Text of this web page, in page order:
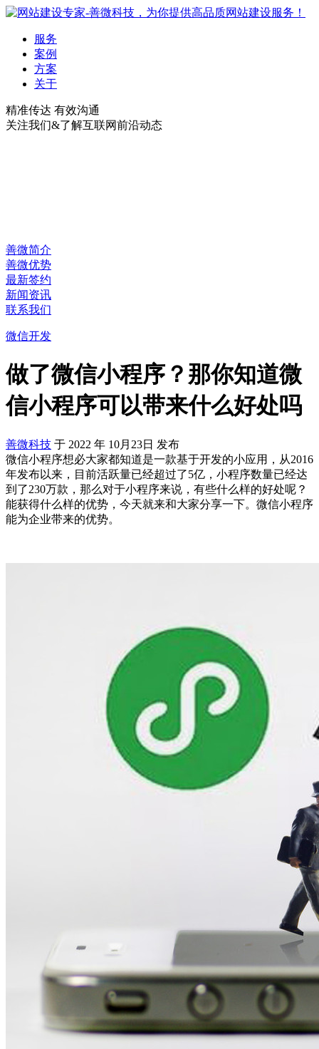
服务
案例
方案
关于
精准传达 有效沟通
关注我们&了解互联网前沿动态
善微简介
善微优势
最新签约
新闻资讯
联系我们
微信开发
做了微信小程序？那你知道微
信小程序可以带来什么好处吗
善微科技 于 2022 年 10月23日 发布
微信小程序想必大家都知道是一款基于开发的小应用，从2016
年发布以来，目前活跃量已经超过了5亿，小程序数量已经达
到了230万款，那么对于小程序来说，有些什么样的好处呢？
能获得什么样的优势，今天就来和大家分享一下。微信小程序
能为企业带来的优势。